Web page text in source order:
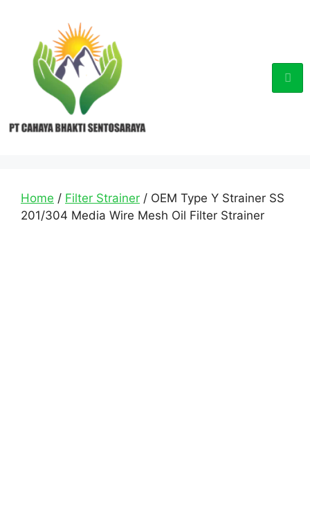
Home / Filter Strainer / OEM Type Y Strainer SS
201/304 Media Wire Mesh Oil Filter Strainer